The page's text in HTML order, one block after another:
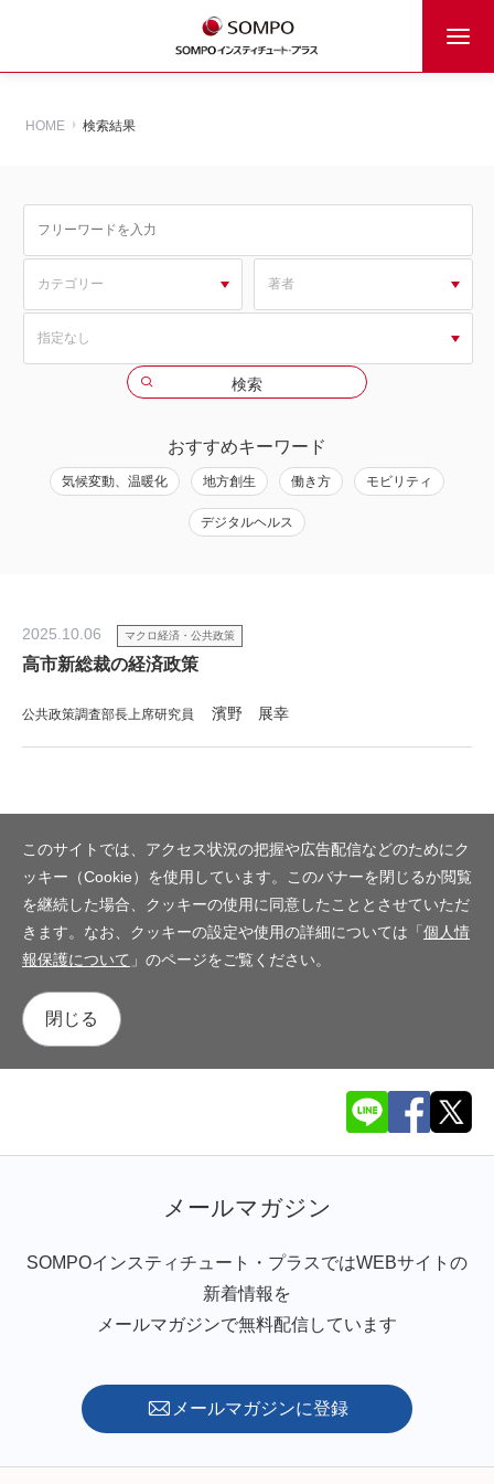
HOME 検索結果
おすすめキーワード
気候変動、温暖化 地方創生 働き方 モビリティ
デジタルヘルス
2025.10.06 マクロ経済・公共政策
高市新総裁の経済政策
公共政策調査部長上席研究員 濱野 展幸
このサイトでは、アクセス状況の把握や広告配信などのためにク
ッキー（Cookie）を使用しています。このバナーを閉じるか閲覧
を継続した場合、クッキーの使用に同意したこととさせていただ
きます。なお、クッキーの設定や使用の詳細については「個人情
報保護について 」のページをご覧ください。
閉じる
メールマガジン
SOMPOインスティチュート・プラスではWEBサイトの
新着情報を
メールマガジンで無料配信しています
メールマガジンに登録